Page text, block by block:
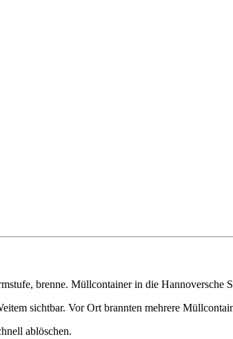
brenne. Müllcontainer in die Hannoversche
sichtbar. Vor Ort brannten mehrere
ablöschen.